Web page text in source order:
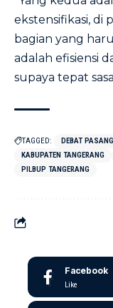
ekstensifikasi, di
bagian yang
adalah efisiensi
supaya tepat
TAGGED: DEBAT
KABUPATEN TANGERANG
PILBUP TANGERANG
Facebook
Like